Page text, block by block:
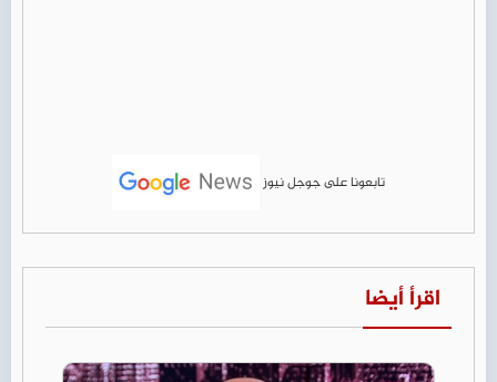
تابعونا على جوجل نيوز
اقرأ أيضا